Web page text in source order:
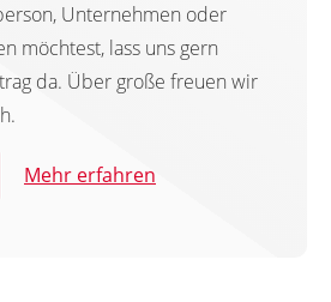
Unternehmen oder
möchtest, lass uns gern
da. Über große freuen wir
Mehr erfahren